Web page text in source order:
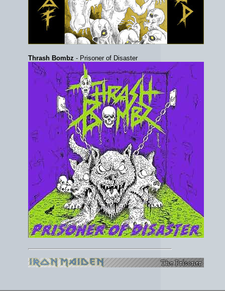
Thrash Bombz - Prisoner of Disaster